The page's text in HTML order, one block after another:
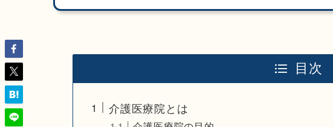
目次
介護医療院とは